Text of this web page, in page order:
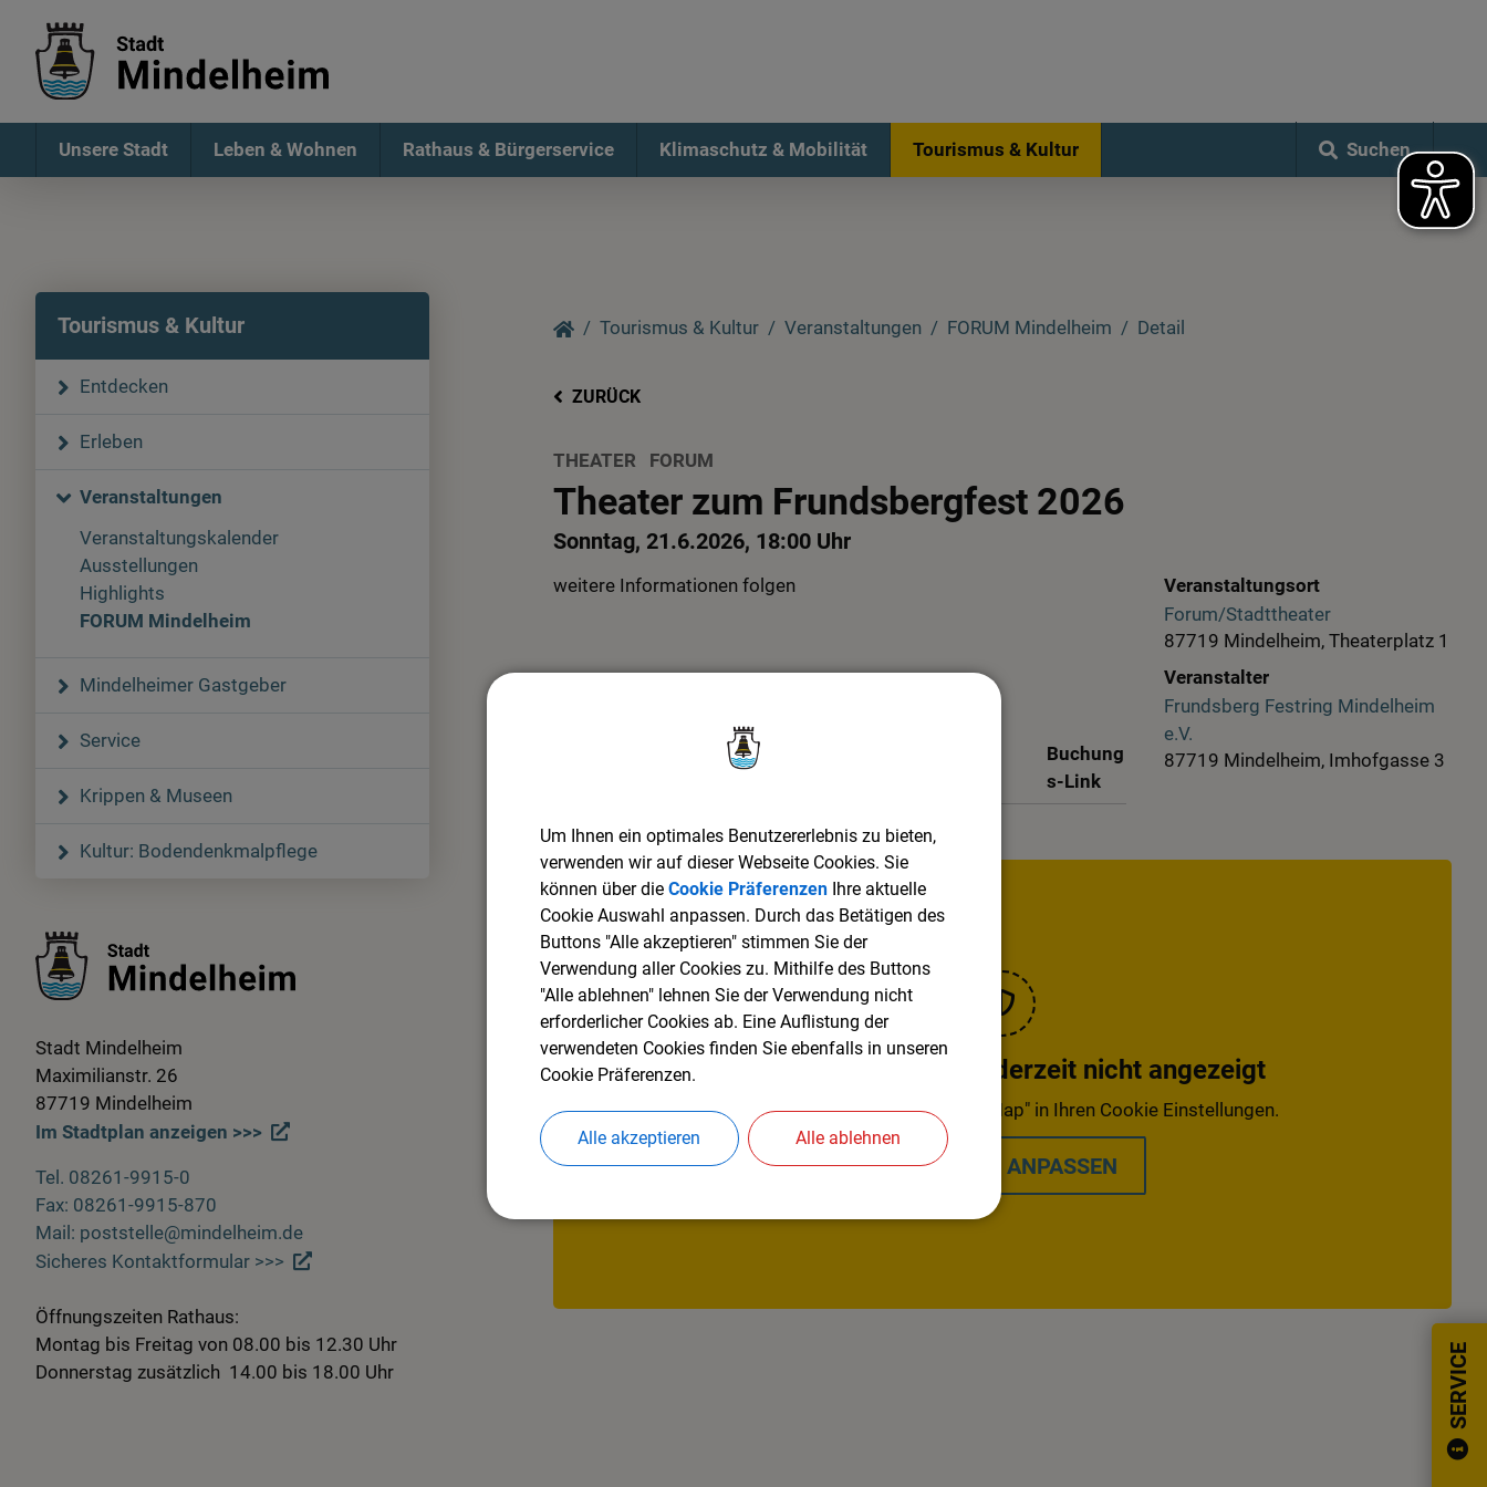
Suchen
Unsere Stadt Leben & Wohnen Rathaus & Bürgerservice Klimaschutz & Mobilität Tourismus & Kultur
SERVICE
Tourismus & Kultur
Entdecken
Erleben
Veranstaltungen
Veranstaltungskalender
Ausstellungen
Highlights
FORUM Mindelheim
Mindelheimer Gastgeber
Service
Krippen & Museen
Kultur: Bodendenkmalpflege
Stadt Mindelheim
Maximilianstr. 26
87719 Mindelheim
Im Stadtplan anzeigen >>>
Tel. 08261-9915-0
Fax: 08261-9915-870
Mail: poststelle@mindelheim.de
Sicheres Kontaktformular >>>
Öffnungszeiten Rathaus:
Montag bis Freitag von 08.00 bis 12.30 Uhr
Donnerstag zusätzlich 14.00 bis 18.00 Uhr
Tourismus & Kultur Veranstaltungen FORUM Mindelheim Detail
ZURÜCK
THEATER FORUM
Theater zum Frundsbergfest 2026
Sonntag, 21.6.2026, 18:00 Uhr
weitere Informationen folgen
Uhrzeit
Buchung
s-Link
Veranstaltungsort
Forum/Stadttheater
87719 Mindelheim, Theaterplatz 1
Veranstalter
Frundsberg Festring Mindelheim
e.V.
87719 Mindelheim, Imhofgasse 3
OpenStreetMap wird derzeit nicht angezeigt
Bitte aktivieren Sie "OpenStreetMap" in Ihren Cookie Einstellungen.
COOKIES ANPASSEN
Um Ihnen ein optimales Benutzererlebnis zu bieten,
verwenden wir auf dieser Webseite Cookies. Sie
können über die Cookie PräferenzenIhre aktuelle
Cookie Auswahl anpassen. Durch das Betätigen des
Buttons "Alle akzeptieren" stimmen Sie der
Verwendung aller Cookies zu. Mithilfe des Buttons
"Alle ablehnen" lehnen Sie der Verwendung nicht
erforderlicher Cookies ab. Eine Auflistung der
verwendeten Cookies finden Sie ebenfalls in unseren
Cookie Präferenzen.
Alle akzeptieren Alle ablehnen